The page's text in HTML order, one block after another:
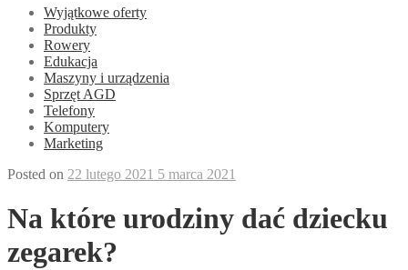
Wyjątkowe oferty
Produkty
Rowery
Edukacja
Maszyny i urządzenia
Sprzęt AGD
Telefony
Komputery
Marketing
Posted on 22 lutego 2021 5 marca 2021
Na które urodziny dać dziecku
zegarek?